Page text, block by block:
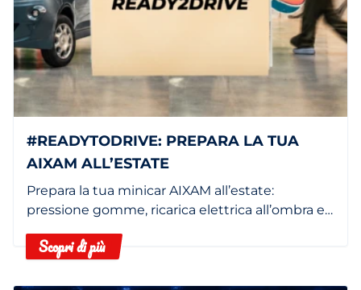
#READYTODRIVE: PREPARA LA TUA
AIXAM ALL’ESTATE
Prepara la tua minicar AIXAM all’estate:
pressione gomme, ricarica elettrica all’ombra e
Scopri di più